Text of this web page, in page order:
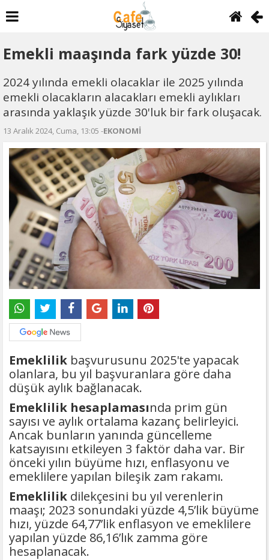
Emekli maaşında fark yüzde 30!
2024 yılında emekli olacaklar ile 2025 yılında
emekli olacakların alacakları emekli aylıkları
arasında yaklaşık yüzde 30'luk bir fark oluşacak.
13 Aralık 2024, Cuma, 13:05 -EKONOMİ
Emeklilik başvurusunu 2025'te yapacak
olanlara, bu yıl başvuranlara göre daha
düşük aylık bağlanacak.
Emeklilik hesaplamasında prim gün
sayısı ve aylık ortalama kazanç belirleyici.
Ancak bunların yanında güncelleme
katsayısını etkileyen 3 faktör daha var. Bir
önceki yılın büyüme hızı, enflasyonu ve
emeklilere yapılan bileşik zam rakamı.
Emeklilik dilekçesini bu yıl verenlerin
maaşı; 2023 sonundaki yüzde 4,5’lik büyüme
hızı, yüzde 64,77’lik enflasyon ve emeklilere
yapılan yüzde 86,16’lık zamma göre
hesaplanacak.